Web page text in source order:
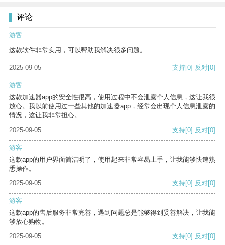
评论
游客
这款软件非常实用，可以帮助我解决很多问题。
2025-09-05 支持[0] 反对[0]
游客
这款加速器app的安全性很高，使用过程中不会泄露个人信息，这让我很
放心。我以前使用过一些其他的加速器app，经常会出现个人信息泄露的
情况，这让我非常担心。
2025-09-05
支持[0] 反对[0]
游客
这款app的用户界面简洁明了，使用起来非常容易上手，让我能够快速熟
悉操作。
2025-09-05
支持[0] 反对[0]
游客
这款app的售后服务非常完善，遇到问题总是能够得到妥善解决，让我能
够放心购物。
2025-09-05
支持[0] 反对[0]